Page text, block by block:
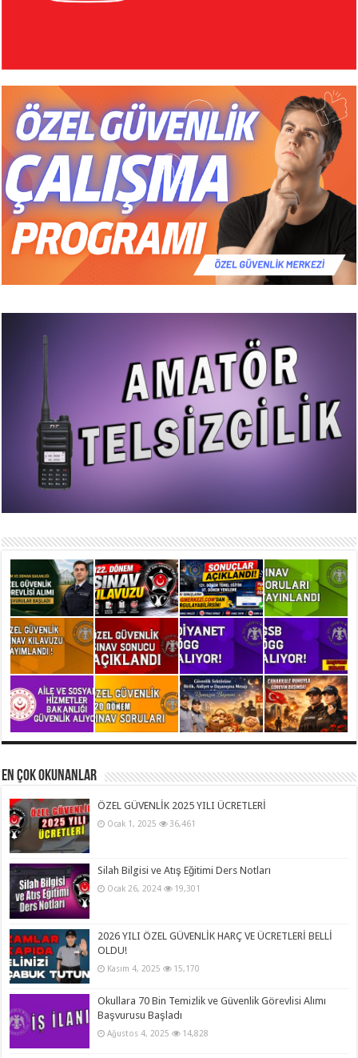
En Çok Okunanlar
ÖZEL GÜVENLİK 2025 YILI ÜCRETLERİ
Ocak 1, 2025 36,461
Silah Bilgisi ve Atış Eğitimi Ders Notları
Ocak 26, 2024 19,301
2026 YILI ÖZEL GÜVENLİK HARÇ VE ÜCRETLERİ BELLİ
OLDU!
Kasım 4, 2025 15,170
Okullara 70 Bin Temizlik ve Güvenlik Görevlisi Alımı
Başvurusu Başladı
Ağustos 4, 2025 14,828